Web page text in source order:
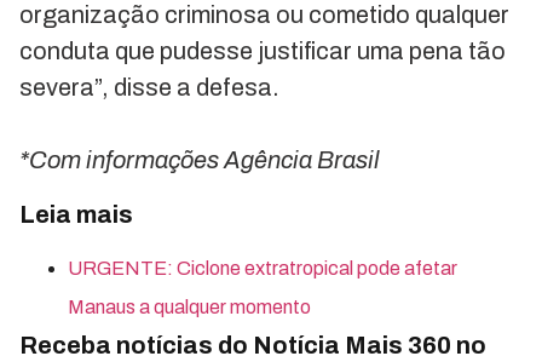
organização criminosa ou cometido qualquer
conduta que pudesse justificar uma pena tão
severa”, disse a defesa.
*Com informações Agência Brasil
Leia mais
URGENTE: Ciclone extratropical pode afetar
Manaus a qualquer momento
Receba notícias do Notícia Mais 360 no